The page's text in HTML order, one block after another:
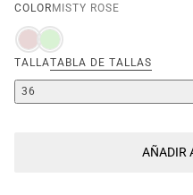
COLOR MISTY ROSE
TALLATABLA DE TALLAS
36
AÑADIR